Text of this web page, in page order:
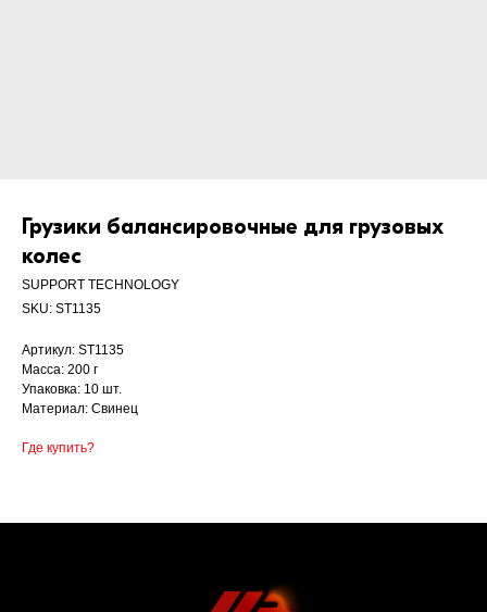
Грузики балансировочные для грузовых
колес
SUPPORT TECHNOLOGY
SKU: ST1135
Артикул: ST1135
Масса: 200 г
Упаковка: 10 шт.
Материал: Свинец
Где купить?